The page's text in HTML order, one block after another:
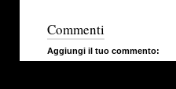
Commenti
Aggiungi il tuo commento: